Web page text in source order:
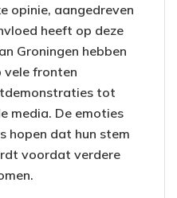
opinie, aangedreven
heeft op deze
Groningen hebben
vele fronten
tot
media. De emoties
hopen dat hun stem
voordat verdere